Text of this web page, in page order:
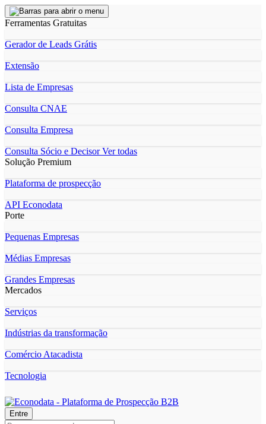
Ferramentas Gratuitas
Gerador de Leads Grátis
Extensão
Lista de Empresas
Consulta CNAE
Consulta Empresa
Consulta Sócio e DecisorVer todas
Solução Premium
Plataforma de prospecção
API Econodata
Porte
Pequenas Empresas
Médias Empresas
Grandes Empresas
Mercados
Serviços
Indústrias da transformação
Comércio Atacadista
Tecnologia
Entre